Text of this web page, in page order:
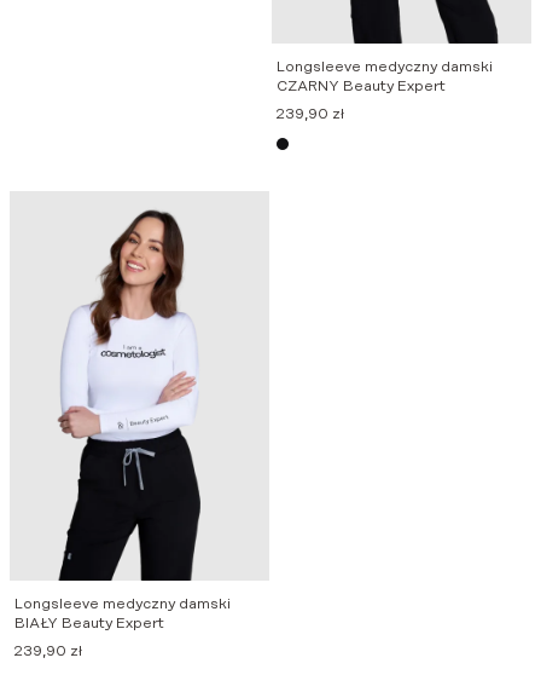
Longsleeve medyczny damski
CZARNY Beauty Expert
239,90 zł
Longsleeve medyczny damski
BIAŁY Beauty Expert
239,90 zł